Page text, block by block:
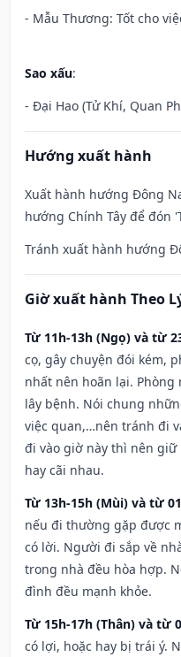
- Mẫu Thương: Tốt cho
Sao xấu:
- Đại Hao (Tử Khí, Quan
Hướng xuất hành
Xuất hành hướng Đông
hướng Chính Tây để đón
Tránh xuất hành hướng
Giờ xuất hành Theo
Từ 11h-13h (Ngọ) và từ
cọ, gây chuyện đói kém,
nhất nên hoãn lại.
lây bệnh. Nói chung
việc quan,…nên tránh đi
đi vào giờ này thì nên giữ
hay cãi nhau.
Từ 13h-15h (Mùi) và từ
nếu đi thường gặp được
có lời. Người đi sắp về
trong nhà đều hòa hợp.
đình đều mạnh khỏe.
Từ 15h-17h (Thân) và từ
có lợi, hoặc hay bị trái ý.